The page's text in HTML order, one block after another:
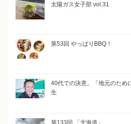
太陽ガス女子部 vol.31
第53回 やっぱりBBQ！
40代での決意。「地元のため
生
第133回 「北海道」